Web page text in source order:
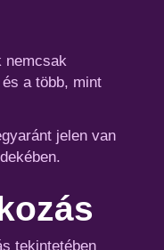
nemcsak
a több, mint
jelen van
tekintetében